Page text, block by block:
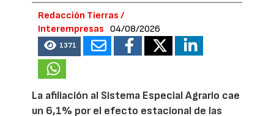
Redacción Tierras /
Interempresas
04/08/2026
1371
La afiliación al Sistema Especial Agrario cae
un 6,1% por el efecto estacional de las